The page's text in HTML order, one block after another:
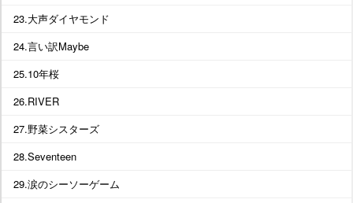
23.大声ダイヤモンド
24.言い訳Maybe
25.10年桜
26.RIVER
27.野菜シスターズ
28.Seventeen
29.涙のシーソーゲーム